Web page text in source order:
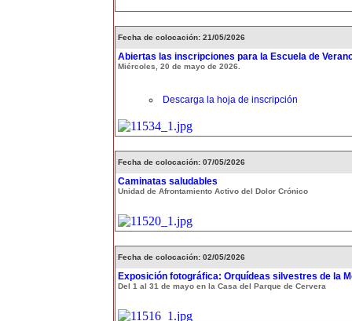
Fecha de colocación: 21/05/2026
Abiertas las inscripciones para la Escuela de
Miércoles, 20 de mayo de 2026.
Descarga la hoja de inscripción
Fecha de colocación: 07/05/2026
Caminatas saludables
Unidad de Afrontamiento Activo del Dolor Crónico
Fecha de colocación: 02/05/2026
Exposición fotográfica: Orquídeas silvestres de la
Del 1 al 31 de mayo en la Casa del Parque de Cervera